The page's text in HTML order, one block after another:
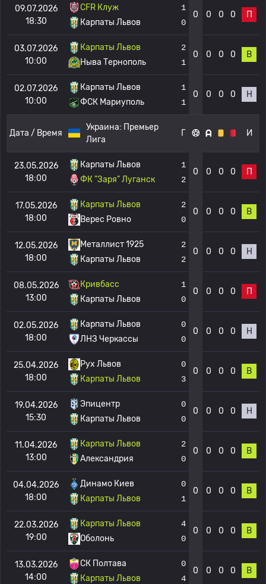
09.07.2026
18:30
CFR Клуж
Карпаты Львов
1
0
0 0 0 0 П
03.07.2026
10:00
Карпаты Львов
Ныва Тернополь
2
1
0 0 0 0 В
02.07.2026
10:00
Карпаты Львов
ФСК Мариуполь
1
1
0 0 0 0 Н
Дата / Время
Украина: Премьер
Лига
Г И
23.05.2026
18:00
Карпаты Львов
ФК "Заря" Луганск
1
2
0 0 0 0 П
17.05.2026
18:00
Карпаты Львов
Верес Ровно
2
0
0 0 0 0 В
12.05.2026
18:00
Металлист 1925
Карпаты Львов
2
2
0 0 0 0 Н
08.05.2026
13:00
Кривбасс
Карпаты Львов
1
0
0 0 0 0 П
02.05.2026
18:00
Карпаты Львов
ЛНЗ Черкассы
0
0
0 0 0 0 Н
25.04.2026
18:00
Рух Львов
Карпаты Львов
0
3
0 0 0 0 В
19.04.2026
15:30
Эпицентр
Карпаты Львов
0
0
0 0 0 0 Н
11.04.2026
13:00
Карпаты Львов
Александрия
2
0
0 0 0 0 В
04.04.2026
18:00
Динамо Киев
Карпаты Львов
0
1
0 0 0 0 В
22.03.2026
19:00
Карпаты Львов
Оболонь
4
0
0 0 0 0 В
13.03.2026
14:00
СК Полтава
Карпаты Львов
0
4
0 0 0 0 В